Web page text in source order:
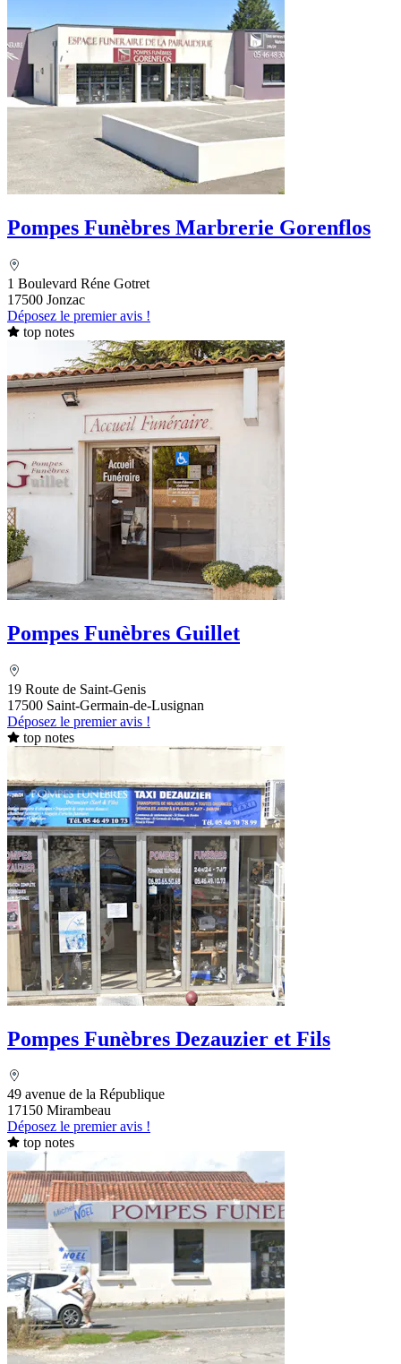
Pompes Funèbres Marbrerie Gorenflos
1 Boulevard Réne Gotret
17500 Jonzac
Déposez le premier avis !
top notes
Pompes Funèbres Guillet
19 Route de Saint-Genis
17500 Saint-Germain-de-Lusignan
Déposez le premier avis !
top notes
Pompes Funèbres Dezauzier et Fils
49 avenue de la République
17150 Mirambeau
Déposez le premier avis !
top notes